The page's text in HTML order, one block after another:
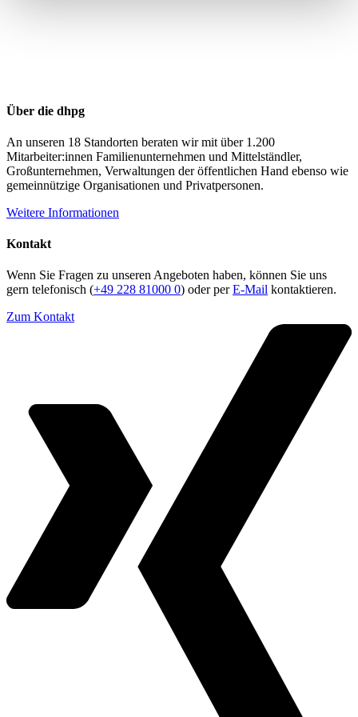
Über die dhpg
An unseren 18 Standorten beraten wir mit über 1.200
Mitarbeiter:innen Familienunternehmen und Mittelständler,
Großunternehmen, Verwaltungen der öffentlichen Hand ebenso wie
gemeinnützige Organisationen und Privatpersonen.
Weitere Informationen
Kontakt
Wenn Sie Fragen zu unseren Angeboten haben, können Sie uns
gern telefonisch (+49 228 81000 0) oder perE-Mail kontaktieren.
Zum Kontakt